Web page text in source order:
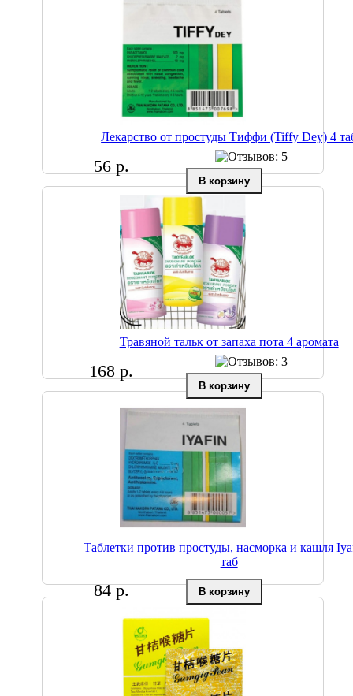
Лекарство от простуды Тиффи (Tiffy Dey) 4
56 р.
Травяной тальк от запаха пота 4 аромата
168 р.
Таблетки против простуды, насморка и кашля
таб
84 р.